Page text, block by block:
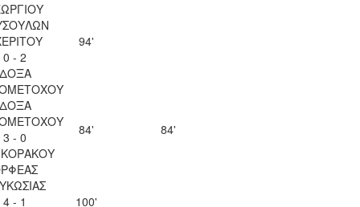
0 - 2
94'
3 - 0
84' 84'
4 - 1
100'